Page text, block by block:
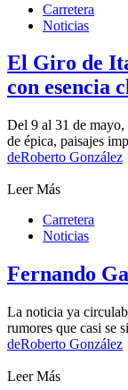
Carretera
Noticias
El Giro de
con esencia
Del 9 al 31 de mayo,
de épica, paisajes
deRoberto González
Leer Más
Carretera
Noticias
Fernando
La noticia ya
rumores que casi se
deRoberto González
Leer Más